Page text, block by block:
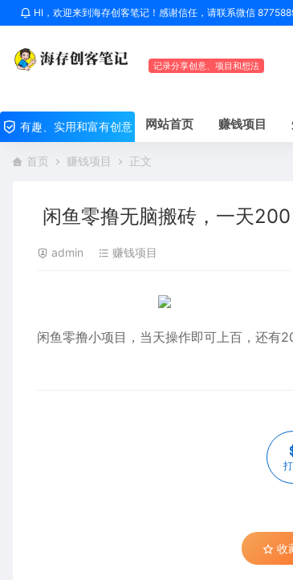
HI，欢迎来到海存创客笔记！感谢信任，请联系微信
记录分享创意、项目和想法
有趣、实用和富有创意 网站首页 赚钱项目
首页 赚钱项目 正文
闲鱼零撸无脑搬砖，一天
admin 赚钱项目
闲鱼零撸小项目，当天操作即可上百，还有
收